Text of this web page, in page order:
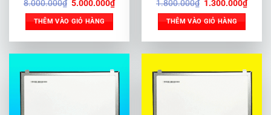
8.000.000₫ Giá
là:
8.000.000₫.
5.000.000₫Giá
hiện
5.000.000₫.
THÊM VÀO GIỎ HÀNG
1.800.000₫ Giá
là:
1.800.000₫.
1.300.000₫Giá
hiện
THÊM VÀO GIỎ HÀNG